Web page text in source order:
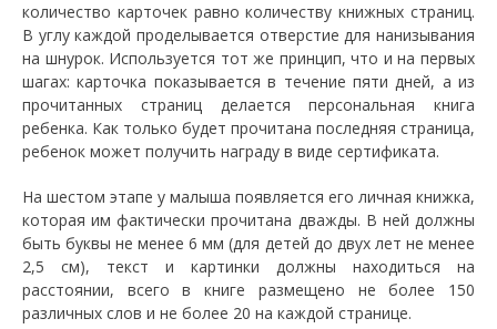
количество карточек равно количеству книжных страниц.
В углу каждой проделывается отверстие для нанизывания
на шнурок. Используется тот же принцип, что и на первых
шагах: карточка показывается в течение пяти дней, а из
прочитанных страниц делается персональная книга
ребенка. Как только будет прочитана последняя страница,
ребенок может получить награду в виде сертификата.
На шестом этапе у малыша появляется его личная книжка,
которая им фактически прочитана дважды. В ней должны
быть буквы не менее 6 мм (для детей до двух лет не менее
2,5 см), текст и картинки должны находиться на
расстоянии, всего в книге размещено не более 150
различных слов и не более 20 на каждой странице.